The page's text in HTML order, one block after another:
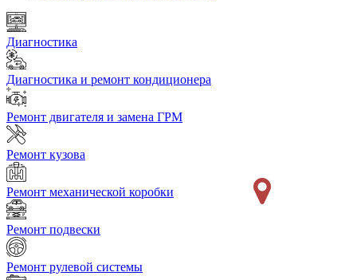
Диагностика
Диагностика и ремонт кондиционера
Ремонт двигателя и замена ГРМ
Ремонт кузова
Ремонт механической коробки
Ремонт подвески
Ремонт рулевой системы